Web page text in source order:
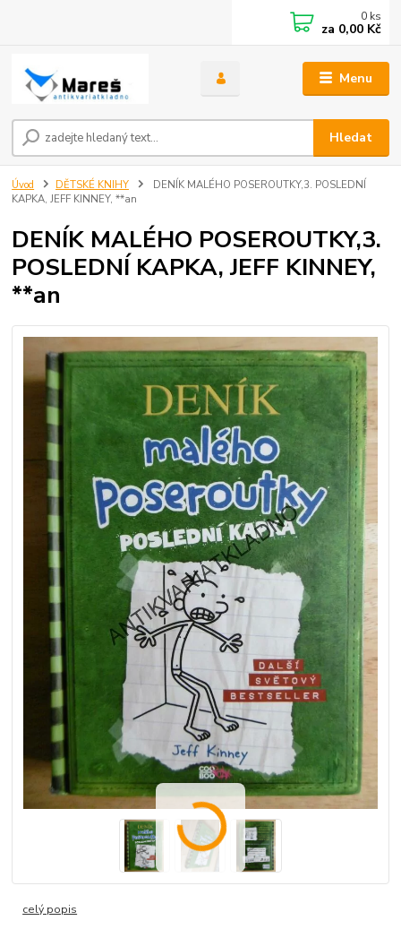
Menu
Hledat
0 ks
za 0,00 Kč
Úvod DĚTSKÉ KNIHY
DENÍK MALÉHO POSEROUTKY,3. POSLEDNÍ
KAPKA, JEFF KINNEY, **an
DENÍK MALÉHO POSEROUTKY,3.
POSLEDNÍ KAPKA, JEFF KINNEY,
**an
celý popis